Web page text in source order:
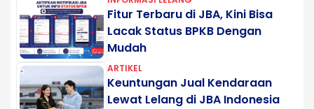
Fitur Terbaru di JBA, Kini Bisa
Lacak Status BPKB Dengan
Mudah
ARTIKEL
Keuntungan Jual Kendaraan
Lewat Lelang di JBA Indonesia